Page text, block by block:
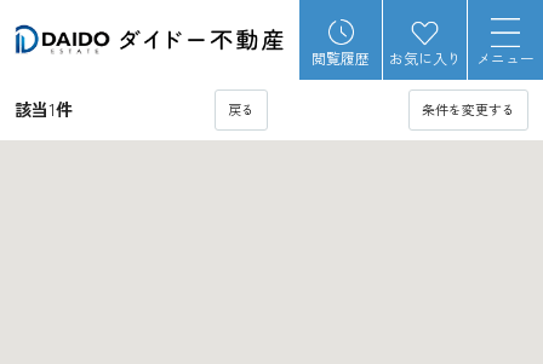
閲覧履歴 お気に入り メニュー
該当1件 戻る 条件を変更する